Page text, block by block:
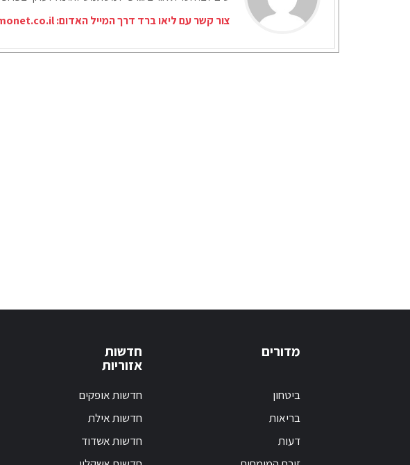
צור קשר עם ליאו ברד דרך המייל האדום:
מדורים
ביטחון
בריאות
דעות
חדשות
אזוריות
חדשות אופקים
חדשות אילת
חדשות אשדוד